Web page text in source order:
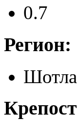
0.7
Регион: